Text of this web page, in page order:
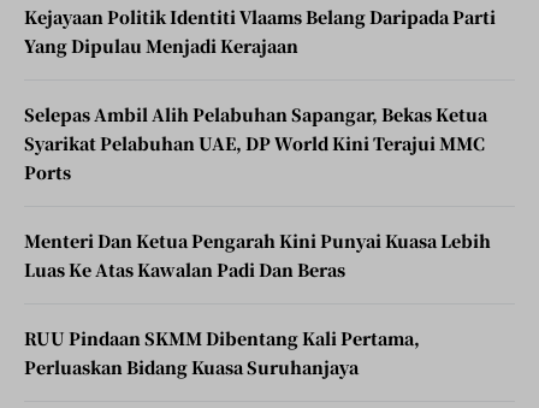
Kejayaan Politik Identiti Vlaams Belang Daripada Parti
Yang Dipulau Menjadi Kerajaan
Selepas Ambil Alih Pelabuhan Sapangar, Bekas Ketua
Syarikat Pelabuhan UAE, DP World Kini Terajui MMC
Ports
Menteri Dan Ketua Pengarah Kini Punyai Kuasa Lebih
Luas Ke Atas Kawalan Padi Dan Beras
RUU Pindaan SKMM Dibentang Kali Pertama,
Perluaskan Bidang Kuasa Suruhanjaya